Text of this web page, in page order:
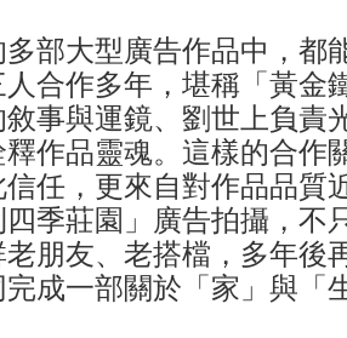
部大型廣告作品中，都
合作多年，堪稱「黃金
事與運鏡、劉世上負責
作品靈魂。這樣的合作
任，更來自對作品品質
季莊園」廣告拍攝，不
朋友、老搭檔，多年後
成一部關於「家」與「